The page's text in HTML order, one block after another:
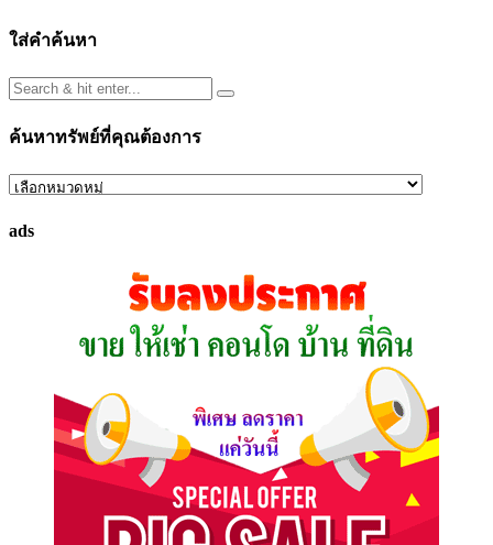
ใส่คำค้นหา
ค้นหาทรัพย์ที่คุณต้องการ
ค้นหา
ที่
ads